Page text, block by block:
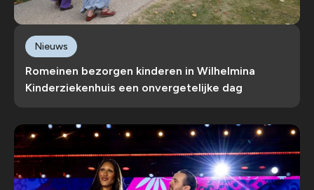
Romeinen bezorgen kinderen in Wilhelmina
Kinderziekenhuis een onvergetelijke dag
Nieuws